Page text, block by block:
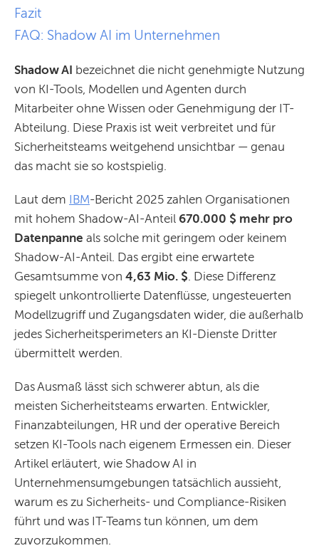
Fazit
FAQ: Shadow AI im Unternehmen
Shadow AI bezeichnet die nicht genehmigte Nutzung
von KI-Tools, Modellen und Agenten durch
Mitarbeiter ohne Wissen oder Genehmigung der IT-
Abteilung. Diese Praxis ist weit verbreitet und für
Sicherheitsteams weitgehend unsichtbar — genau
das macht sie so kostspielig.
Laut dem IBM-Bericht 2025 zahlen Organisationen
mit hohem Shadow-AI-Anteil 670.000 $ mehr pro
Datenpanne als solche mit geringem oder keinem
Shadow-AI-Anteil. Das ergibt eine erwartete
Gesamtsumme von 4,63 Mio. $ . Diese Differenz
spiegelt unkontrollierte Datenflüsse, ungesteuerten
Modellzugriff und Zugangsdaten wider, die außerhalb
jedes Sicherheitsperimeters an KI-Dienste Dritter
übermittelt werden.
Das Ausmaß lässt sich schwerer abtun, als die
meisten Sicherheitsteams erwarten. Entwickler,
Finanzabteilungen, HR und der operative Bereich
setzen KI-Tools nach eigenem Ermessen ein. Dieser
Artikel erläutert, wie Shadow AI in
Unternehmensumgebungen tatsächlich aussieht,
warum es zu Sicherheits- und Compliance-Risiken
führt und was IT-Teams tun können, um dem
zuvorzukommen.